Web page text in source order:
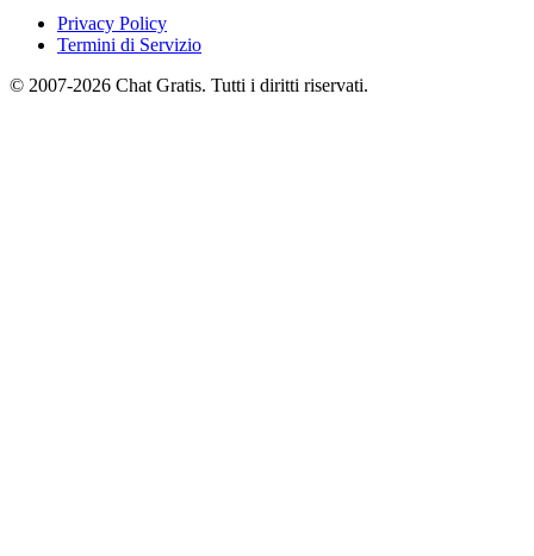
Privacy Policy
Termini di Servizio
© 2007-2026 Chat Gratis. Tutti i diritti riservati.